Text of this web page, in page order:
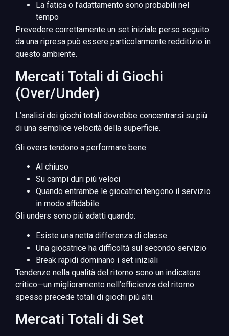
La fatica o l’adattamento sono probabili nel
tempo
Prevedere correttamente un set iniziale perso seguito
da una ripresa può essere particolarmente redditizio in
questo ambiente.
Mercati Totali di Giochi
(Over/Under)
L’analisi dei giochi totali dovrebbe concentrarsi su più
di una semplice velocità della superficie.
Gli overs tendono a performare bene:
Al chiuso
Su campi duri più veloci
Quando entrambe le giocatrici tengono il servizio
in modo affidabile
Gli unders sono più adatti quando:
Esiste una netta differenza di classe
Una giocatrice ha difficoltà sul secondo servizio
Break rapidi dominano i set iniziali
Tendenze nella qualità del ritorno sono un indicatore
critico—un miglioramento nell’efficienza del ritorno
spesso precede totali di giochi più alti.
Mercati Totali di Set